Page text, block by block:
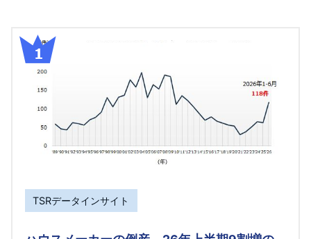
TSRデータインサイト